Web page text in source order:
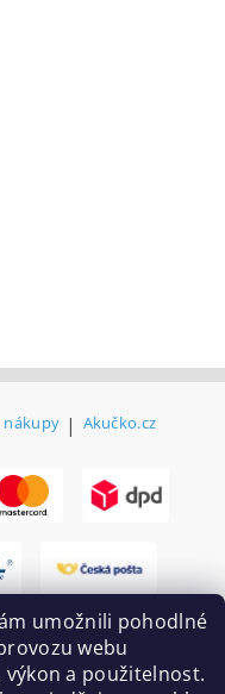
nákupy | Akučko.cz
umožnili pohodlné
webu
a použitelnost.